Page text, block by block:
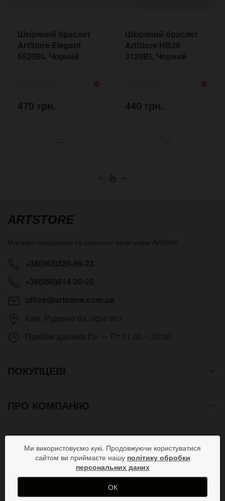
Шкіряний браслет
ArtStore Elegant
6520BL Чорний
470 грн.
Шкіряний браслет
ArtStore HB20
3120BL Чорний
440 грн.
← →
ARTSTORE
ПОКУПЦЕВІ
ПРО КОМПАНІЮ
СПОСОБИ ОПЛАТИ
ПРИЄДНУЙСЯ В СОЦМЕРЕЖАХ
Ми використовуємо кукі. Продовжуючи користуватися
сайтом ви приймаєте нашу політику обробки
персональних даних
ОК